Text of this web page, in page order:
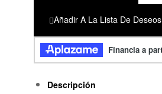
Añadir A La Lista De Deseos
Descripción